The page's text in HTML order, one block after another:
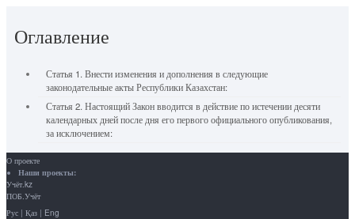
Оглавление
Статья 1. Внести изменения и дополнения в следующие
законодательные акты Республики Казахстан:
Статья 2. Настоящий Закон вводится в действие по истечении десяти
календарных дней после дня его первого официального опубликования,
за исключением:
О проекте
Наши проекты:
Учёт.kz
ПОБ.Учёт
Рус | Қаз | Eng